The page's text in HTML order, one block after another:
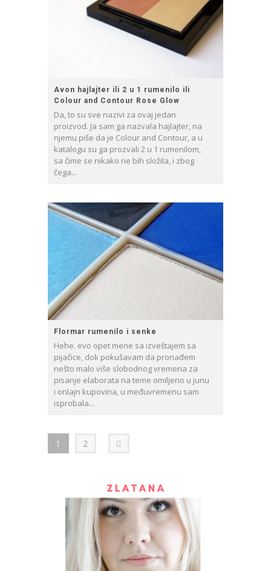
Avon hajlajter ili 2 u 1 rumenilo ili
Colour and Contour Rose Glow
Da, to su sve nazivi za ovaj jedan
proizvod. Ja sam ga nazvala hajlajter, na
njemu piše da je Colour and Contour, a u
katalogu su ga prozvali 2 u 1 rumenilom,
sa čime se nikako ne bih složila, i zbog
čega...
Flormar rumenilo i senke
Hehe. evo opet mene sa izveštajem sa
pijačice, dok pokušavam da pronađem
nešto malo više slobodnog vremena za
pisanje elaborata na teme omiljeno u junu
i onlajn kupovina, u međuvremenu sam
isprobala...
1 2